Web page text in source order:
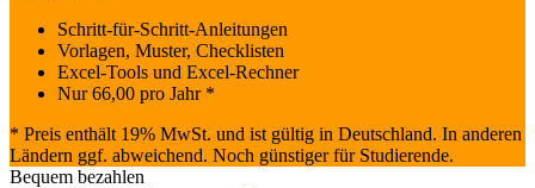
Schritt-für-Schritt-Anleitungen
Vorlagen, Muster, Checklisten
Excel-Tools und Excel-Rechner
Nur66,00 pro Jahr *
* Preis enthält 19% MwSt. und ist gültig in Deutschland. In anderen
Ländern ggf. abweichend. Noch günstiger für Studierende.
Bequem bezahlen